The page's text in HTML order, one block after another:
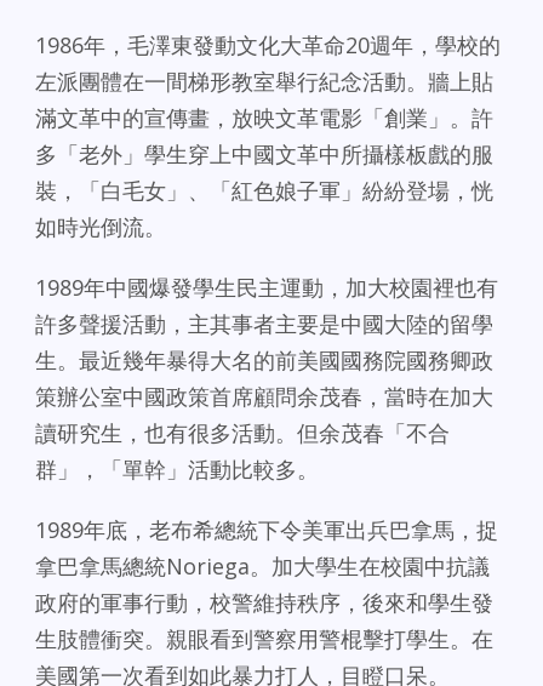
1986年，毛澤東發動文化大革命20週年，學校的
左派團體在一間梯形教室舉行紀念活動。牆上貼
滿文革中的宣傳畫，放映文革電影「創業」。許
多「老外」學生穿上中國文革中所攝樣板戲的服
裝，「白毛女」、「紅色娘子軍」紛紛登場，恍
如時光倒流。
1989年中國爆發學生民主運動，加大校園裡也有
許多聲援活動，主其事者主要是中國大陸的留學
生。最近幾年暴得大名的前美國國務院國務卿政
策辦公室中國政策首席顧問余茂春，當時在加大
讀研究生，也有很多活動。但余茂春「不合
群」，「單幹」活動比較多。
1989年底，老布希總統下令美軍出兵巴拿馬，捉
拿巴拿馬總統Noriega。加大學生在校園中抗議
政府的軍事行動，校警維持秩序，後來和學生發
生肢體衝突。親眼看到警察用警棍擊打學生。在
美國第一次看到如此暴力打人，目瞪口呆。